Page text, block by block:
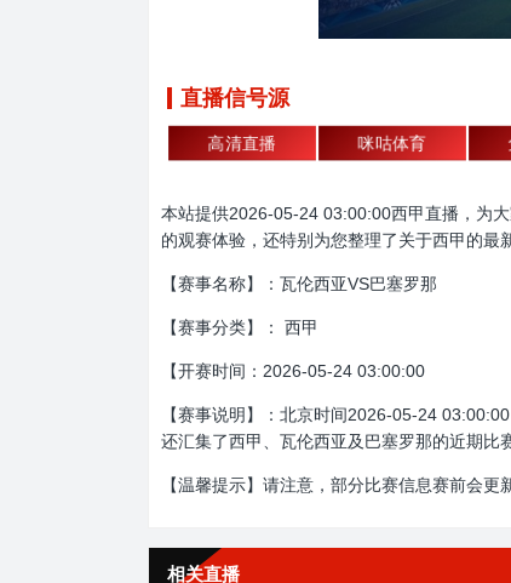
直播信号源
高清直播 咪咕体育
本站提供2026-05-24 03:00:00西甲直播，为
的观赛体验，还特别为您整理了关于西甲的最
【赛事名称】：瓦伦西亚VS巴塞罗那
【赛事分类】： 西甲
【开赛时间：2026-05-24 03:00:00
【赛事说明】：北京时间2026-05-24
还汇集了西甲、瓦伦西亚及巴塞罗那的近期比
【温馨提示】请注意，部分比赛信息赛前会
相关直播